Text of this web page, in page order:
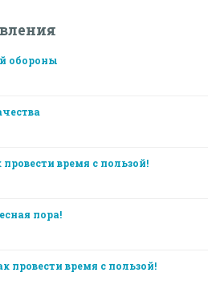
обороны
время с пользой!
пора!
провести время с пользой!